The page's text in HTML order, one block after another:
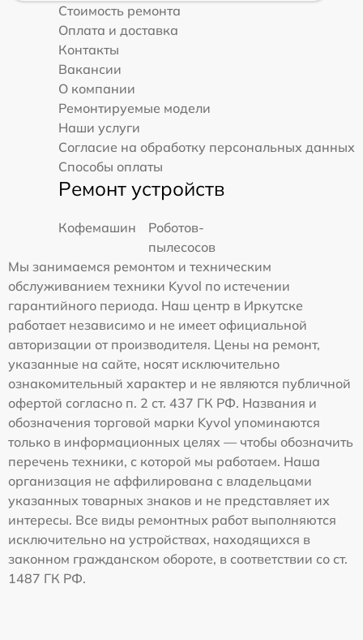
Стоимость ремонта
Оплата и доставка
Контакты
Вакансии
О компании
Ремонтируемые модели
Наши услуги
Согласие на обработку персональных данных
Способы оплаты
Ремонт устройств
Кофемашин
Роботов-
пылесосов
Мы занимаемся ремонтом и техническим
обслуживанием техники Kyvol по истечении
гарантийного периода. Наш центр в Иркутске
работает независимо и не имеет официальной
авторизации от производителя. Цены на ремонт,
указанные на сайте, носят исключительно
ознакомительный характер и не являются публичной
офертой согласно п. 2 ст. 437 ГК РФ. Названия и
обозначения торговой марки Kyvol упоминаются
только в информационных целях — чтобы обозначить
перечень техники, с которой мы работаем. Наша
организация не аффилирована с владельцами
указанных товарных знаков и не представляет их
интересы. Все виды ремонтных работ выполняются
исключительно на устройствах, находящихся в
законном гражданском обороте, в соответствии со ст.
1487 ГК РФ.